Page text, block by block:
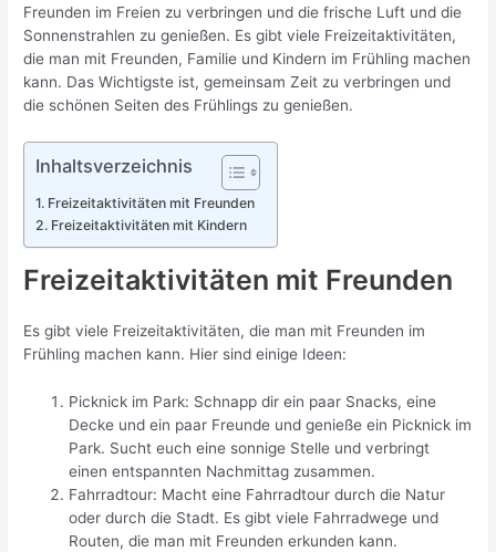
Freunden im Freien zu verbringen und die frische Luft und die
Sonnenstrahlen zu genießen. Es gibt viele Freizeitaktivitäten,
die man mit Freunden, Familie und Kindern im Frühling machen
kann. Das Wichtigste ist, gemeinsam Zeit zu verbringen und
die schönen Seiten des Frühlings zu genießen.
Inhaltsverzeichnis
Freizeitaktivitäten mit Freunden
Freizeitaktivitäten mit Kindern
Freizeitaktivitäten mit Freunden
Es gibt viele Freizeitaktivitäten, die man mit Freunden im
Frühling machen kann. Hier sind einige Ideen:
Picknick im Park: Schnapp dir ein paar Snacks, eine
Decke und ein paar Freunde und genieße ein Picknick im
Park. Sucht euch eine sonnige Stelle und verbringt
einen entspannten Nachmittag zusammen.
Fahrradtour: Macht eine Fahrradtour durch die Natur
oder durch die Stadt. Es gibt viele Fahrradwege und
Routen, die man mit Freunden erkunden kann.